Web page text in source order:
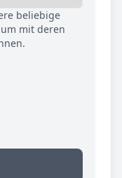
beliebige
mit deren